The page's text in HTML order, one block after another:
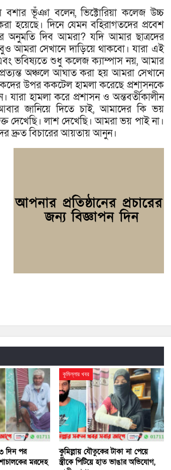
ভূঁঞা বলেন, ভিক্টোরিয়া কলেজ উচ্চ
হয়েছে। দিনে যেমন বহিরাগতদের প্রবেশ
অনুমতি দিব আমরা? যদি আমার ছাত্রদের
আমরা সেখানে দাড়িয়ে থাকবো। যারা এই
ভবিষ্যতে শুধু কলেজ ক্যাম্পাস নয়, আমার
অঞ্চলে আঘাত করা হয় আমরা সেখানে
উপর ককটেল হামলা করেছে প্রশাসনকে
যারা হামলা করে প্রশাসন ও অন্তবর্তীকালীন
জানিয়ে দিতে চাই, আমাদের কি ভয়
দেখেছি। লাশ দেখেছি। আমরা ভয় পাই না।
দ্রুত বিচারের আয়তায় আনুন।
দিন পর
মরদেহ
কুমিল্লার খবর
কুমিল্লায় যৌতুকের টাকা না পেয়ে
স্ত্রীকে পিটিয়ে হাত ভাঙার অভিযোগ,